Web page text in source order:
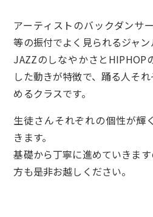
アーティストのバックダンサ
等の振付でよく見られるジャン
JAZZのしなやかさとHIPHOP
した動きが特徴で、踊る人そ
めるクラスです。
生徒さんそれぞれの個性が輝
きます。
基礎から丁寧に進めていきま
方も是非お越しください。